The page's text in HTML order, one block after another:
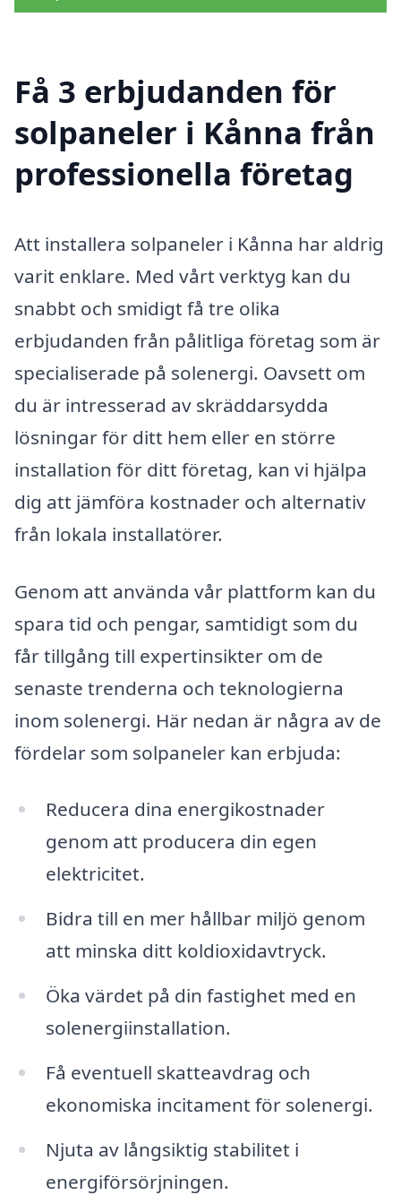
Få 3 erbjudanden för
solpaneler i Kånna från
professionella företag
Att installera solpaneler i Kånna har aldrig
varit enklare. Med vårt verktyg kan du
snabbt och smidigt få tre olika
erbjudanden från pålitliga företag som är
specialiserade på solenergi. Oavsett om
du är intresserad av skräddarsydda
lösningar för ditt hem eller en större
installation för ditt företag, kan vi hjälpa
dig att jämföra kostnader och alternativ
från lokala installatörer.
Genom att använda vår plattform kan du
spara tid och pengar, samtidigt som du
får tillgång till expertinsikter om de
senaste trenderna och teknologierna
inom solenergi. Här nedan är några av de
fördelar som solpaneler kan erbjuda:
Reducera dina energikostnader
genom att producera din egen
elektricitet.
Bidra till en mer hållbar miljö genom
att minska ditt koldioxidavtryck.
Öka värdet på din fastighet med en
solenergiinstallation.
Få eventuell skatteavdrag och
ekonomiska incitament för solenergi.
Njuta av långsiktig stabilitet i
energiförsörjningen.